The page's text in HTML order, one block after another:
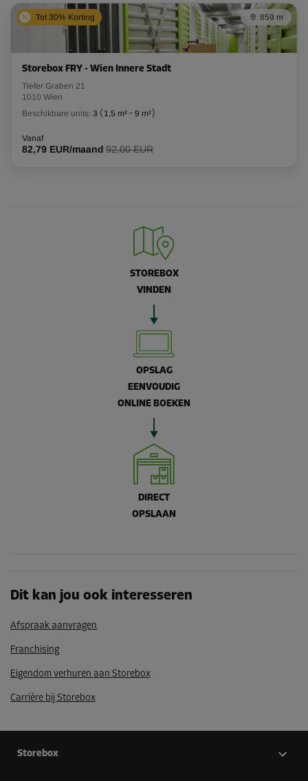
Tot 30% Korting 859 m
Storebox FRY - Wien Innere Stadt
Tiefer Graben 21
1010 Wien
Beschikbare units: 3 ( 1,5 m² - 9 m²)
Vanaf
82,79 EUR/maand 92,00 EUR
STOREBOX
VINDEN
OPSLAG
EENVOUDIG
ONLINE BOEKEN
DIRECT
OPSLAAN
Dit kan jou ook interesseren
Afspraak aanvragen
Franchising
Eigendom verhuren aan Storebox
Carrière bij Storebox
Storebox